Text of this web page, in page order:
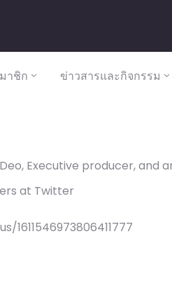
าชิก ข่าวสารและกิจกรรม
Executive producer, and
at Twitter